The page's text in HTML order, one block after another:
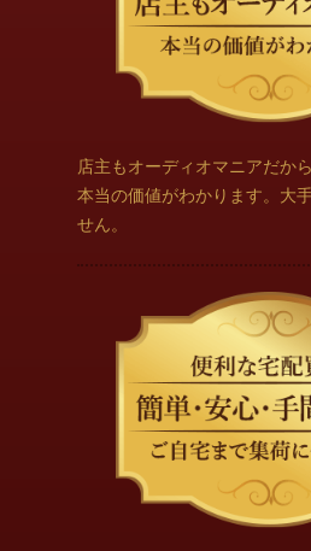
店主もオーディオマニアだか
本当の価値がわかります。大
せん。